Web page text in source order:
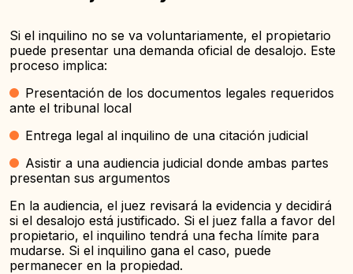
Si el inquilino no se va voluntariamente, el propietario
puede presentar una demanda oficial de desalojo. Este
proceso implica:
Presentación de los documentos legales requeridos
ante el tribunal local
Entrega legal al inquilino de una citación judicial
Asistir a una audiencia judicial donde ambas partes
presentan sus argumentos
En la audiencia, el juez revisará la evidencia y decidirá
si el desalojo está justificado. Si el juez falla a favor del
propietario, el inquilino tendrá una fecha límite para
mudarse. Si el inquilino gana el caso, puede
permanecer en la propiedad.